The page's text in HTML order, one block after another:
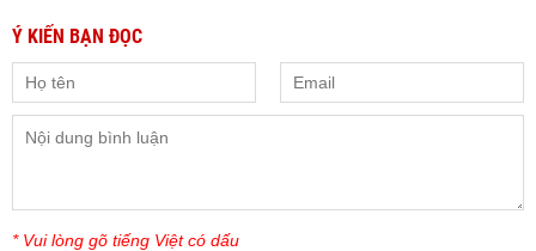
Ý KIẾN BẠN ĐỌC
* Vui lòng gõ tiếng Việt có dấu